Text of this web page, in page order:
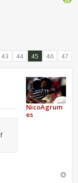
43 44 45 46 47
NicoAgrum
es